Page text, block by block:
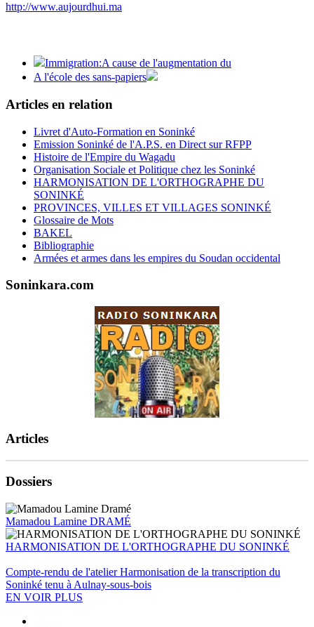
http://www.aujourdhui.ma
Immigration:A cause de l'augmentation du
A l'école des sans-papiers
Articles en relation
Livret d'Auto-Formation en Soninké
Emission Soninké de l'A.P.S. en Direct sur RFPP
Histoire de l'Empire du Wagadu
Organisation Sociale et Politique chez les Soninké
HARMONISATION DE L'ORTHOGRAPHE DU
SONINKÉ
PROVINCES, VILLES ET VILLAGES SONINKÉ
Glossaire de Mots
BAKEL
Bibliographie
Armées et armes dans les empires du Soudan occidental
Soninkara.com
Articles
Dossiers
Mamadou Lamine DRAMÉ
HARMONISATION DE L'ORTHOGRAPHE DU SONINKÉ
Compte-rendu de l'atelier Harmonisation de la transcription du
Soninké tenu à Aulnay-sous-bois
EN VOIR PLUS